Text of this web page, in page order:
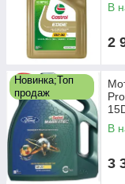
В
2
Новинка;Топ
продаж
В
3